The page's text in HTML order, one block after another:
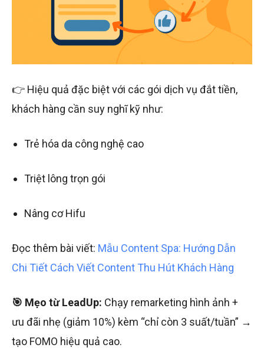
👉 Hiệu quả đặc biệt với các gói dịch vụ đắt tiền,
khách hàng cần suy nghĩ kỹ như:
Trẻ hóa da công nghệ cao
Triệt lông trọn gói
Nâng cơ Hifu
Đọc thêm bài viết: Mẫu Content Spa: Hướng Dẫn
Chi Tiết Cách Viết Content Thu Hút Khách Hàng
🎯 Mẹo từ LeadUp: Chạy remarketing hình ảnh +
ưu đãi nhẹ (giảm 10%) kèm “chỉ còn 3 suất/tuần” →
tạo FOMO hiệu quả cao.